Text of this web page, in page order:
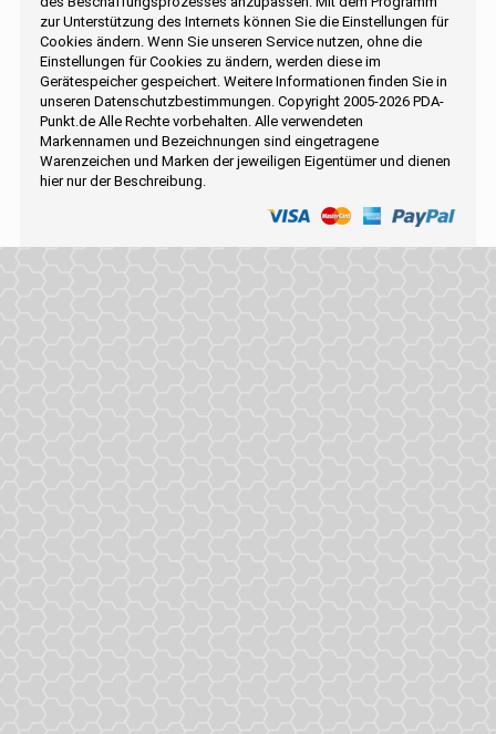
zur Unterstützung des Internets können Sie die Einstellungen für
Cookies ändern. Wenn Sie unseren Service nutzen, ohne die
Einstellungen für Cookies zu ändern, werden diese im
Gerätespeicher gespeichert. Weitere Informationen finden Sie in
unseren Datenschutzbestimmungen. Copyright 2005-2026 PDA-
Punkt.de Alle Rechte vorbehalten. Alle verwendeten
Markennamen und Bezeichnungen sind eingetragene
Warenzeichen und Marken der jeweiligen Eigentümer und dienen
hier nur der Beschreibung.